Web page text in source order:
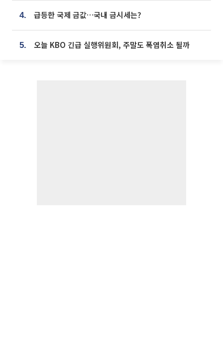
4. 급등한 국제 금값…국내 금시세는?
5. 오늘 KBO 긴급 실행위원회, 주말도 폭염취소 될까